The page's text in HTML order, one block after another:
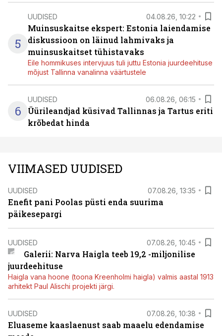
5
UUDISED 04.08.26, 10:22
Muinsuskaitse ekspert: Estonia laiendamise
diskussioon on läinud lahmivaks ja
muinsuskaitset tühistavaks
Eile hommikuses intervjuus tuli juttu Estonia juurdeehituse
mõjust Tallinna vanalinna väärtustele
6
UUDISED 06.08.26, 06:15
Üürileandjad küsivad Tallinnas ja Tartus eriti
krõbedat hinda
VIIMASED UUDISED
UUDISED 07.08.26, 13:35
Enefit pani Poolas püsti enda suurima
päikesepargi
UUDISED 07.08.26, 10:45
Galerii: Narva Haigla teeb 19,2 -miljonilise
juurdeehituse
Haigla vana hoone (toona Kreenholmi haigla) valmis aastal 1913
arhitekt Paul Alischi projekti järgi.
UUDISED 07.08.26, 10:38
Eluaseme kaaslaenust saab maaelu edendamise